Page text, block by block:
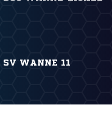
SV WANNE 11